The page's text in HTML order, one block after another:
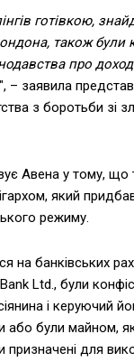
готівкою,
також були
про
", – заявила
з боротьби зі
Авена у тому, що
який
режиму.
на банківських
Ltd., були
і керуючий
або були майном,
призначені для